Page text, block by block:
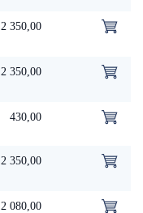
2 350,00
2 350,00
430,00
2 350,00
2 080,00